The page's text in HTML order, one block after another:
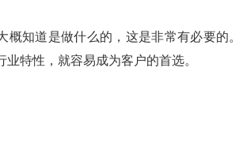
概知道是做什么的，这是非常有必要的
特性，就容易成为客户的首选。